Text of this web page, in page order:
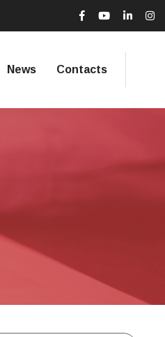
News Contacts